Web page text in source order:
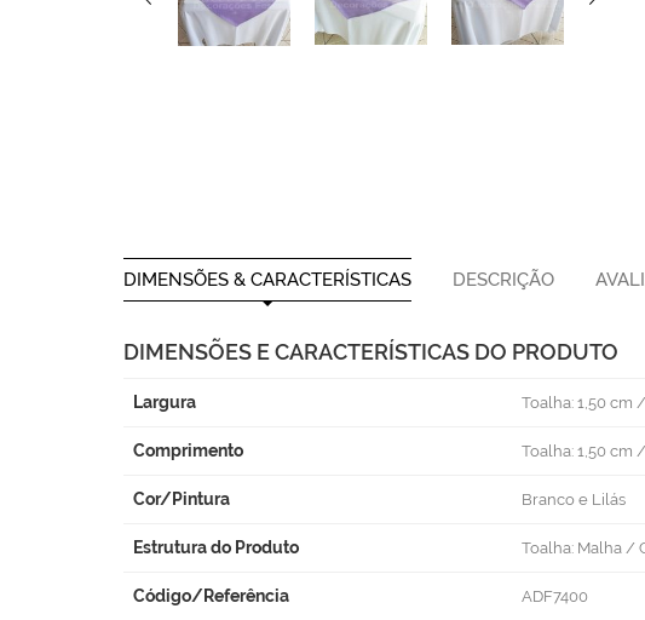
DIMENSÕES & CARACTERÍSTICAS DESCRIÇÃO
DIMENSÕES E CARACTERÍSTICAS DO PRODUTO
Largura Toalha: 1,50 cm
Comprimento Toalha: 1,50 cm
Cor/Pintura Branco e Lilás
Estrutura do Produto Toalha: Malha /
Código/Referência ADF7400